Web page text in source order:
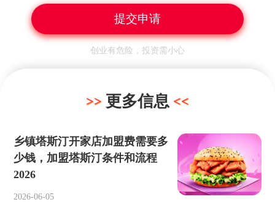
创业有危险，投资需小心
更多信息
乡镇塔斯汀开家店加盟费需要多
少钱，加盟塔斯汀条件和流程
2026
2026-06-05